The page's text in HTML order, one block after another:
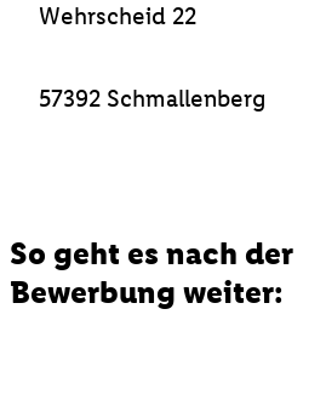
Wehrscheid 22
57392 Schmallenberg
So geht es nach der
Bewerbung weiter: